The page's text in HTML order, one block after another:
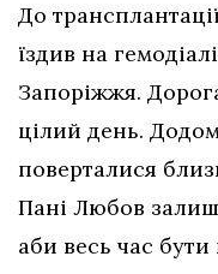
До
їздив на
Запоріжжя.
цілий день.
поверталися
Пані Любов
аби весь час